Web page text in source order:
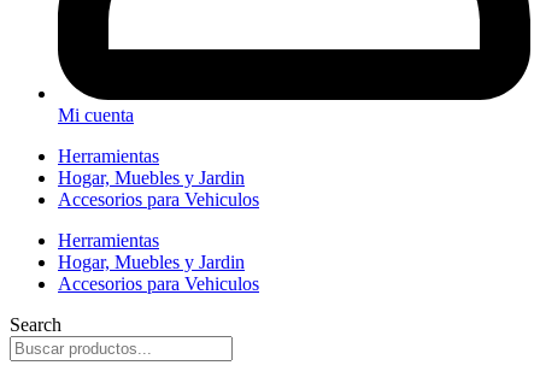
Mi cuenta
Herramientas
Hogar, Muebles y Jardin
Accesorios para Vehiculos
Herramientas
Hogar, Muebles y Jardin
Accesorios para Vehiculos
Search